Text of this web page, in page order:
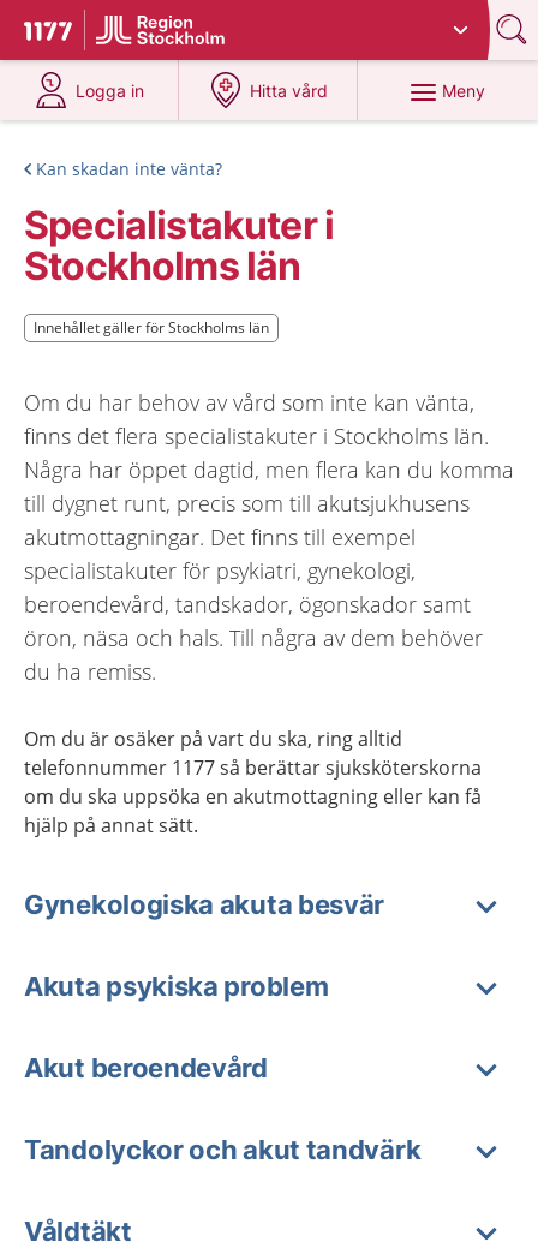
Till startsidan för 1177
Du har valt region
Logga in
på 1177.se
Hitta vård
på 1177.se
Meny
Kan skadan inte vänta?
Specialistakuter i
Stockholms län
Innehållet gäller för Stockholms län
Innehållet gäller för Stockholms län
Om du har behov av vård som inte kan vänta,
finns det flera specialistakuter i Stockholms län.
Några har öppet dagtid, men flera kan du komma
till dygnet runt, precis som till akutsjukhusens
akutmottagningar. Det finns till exempel
specialistakuter för psykiatri, gynekologi,
beroendevård, tandskador, ögonskador samt
öron, näsa och hals. Till några av dem behöver
du ha remiss.
Om du är osäker på vart du ska, ring alltid
telefonnummer 1177 så berättar sjuksköterskorna
om du ska uppsöka en akutmottagning eller kan få
hjälp på annat sätt.
Gynekologiska akuta besvär
Akuta psykiska problem
Akut beroendevård
Tandolyckor och akut tandvärk
Våldtäkt